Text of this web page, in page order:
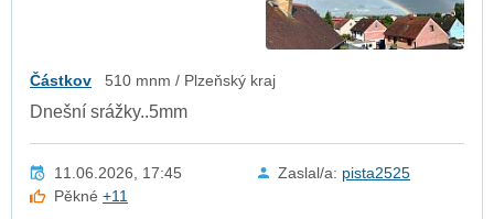
Částkov 510 mnm / Plzeňský kraj
Dnešní srážky..5mm
11.06.2026, 17:45 Zaslal/a: pista2525
Pěkné+11